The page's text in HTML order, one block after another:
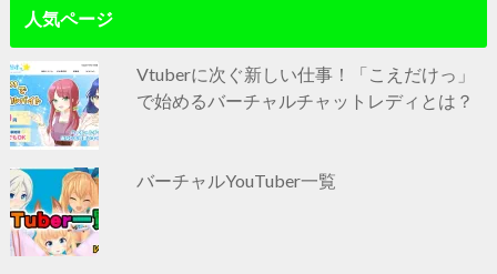
人気ページ
Vtuberに次ぐ新しい仕事！「こえだけっ」
で始めるバーチャルチャットレディとは？
バーチャルYouTuber一覧